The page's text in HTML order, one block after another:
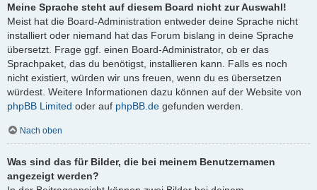
Meine Sprache steht auf diesem Board nicht zur Auswahl!
Meist hat die Board-Administration entweder deine Sprache nicht
installiert oder niemand hat das Forum bislang in deine Sprache
übersetzt. Frage ggf. einen Board-Administrator, ob er das
Sprachpaket, das du benötigst, installieren kann. Falls es noch
nicht existiert, würden wir uns freuen, wenn du es übersetzen
würdest. Weitere Informationen dazu können auf der Website von
phpBB Limited oder auf phpBB.de gefunden werden.
Nach oben
Was sind das für Bilder, die bei meinem Benutzernamen
angezeigt werden?